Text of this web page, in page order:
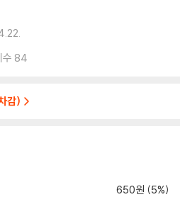
수 84
감)
650원 (5%)